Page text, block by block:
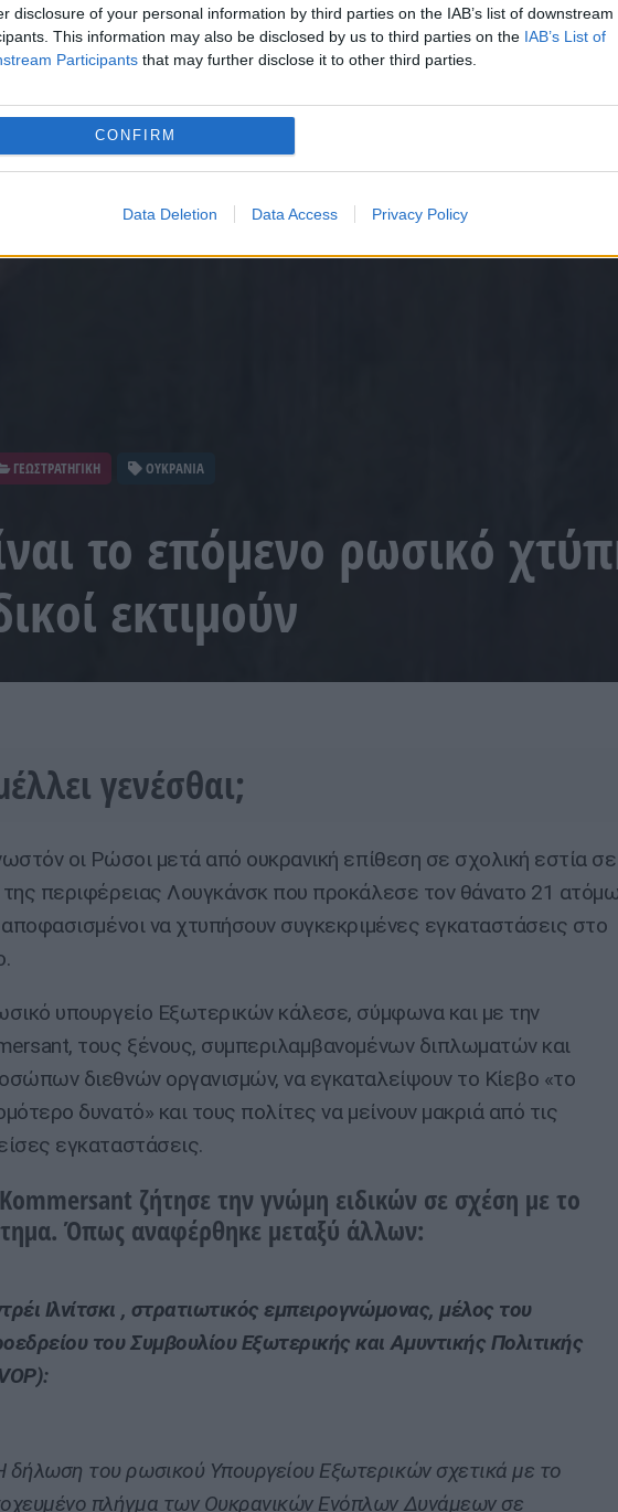
disclosure of your personal information by third parties on the IAB’s list of downstream
This information may also be disclosed by us to third parties on the IAB’s List of
Participants that may further disclose it to other third parties.
CONFIRM
Data Deletion Data Access Privacy Policy
ΓΕΩΣΤΡΑΤΗΓΙΚΗ ΟΥΚΡΑΝΙΑ
το επόμενο ρωσικό
εκτιμούν
γενέσθαι;
οι Ρώσοι μετά από ουκρανική επίθεση σε σχολική εστία σε
περιφέρειας Λουγκάνσκ που προκάλεσε τον θάνατο 21
αποφασισμένοι να χτυπήσουν συγκεκριμένες εγκαταστάσεις στο
υπουργείο Εξωτερικών κάλεσε, σύμφωνα και με την
τους ξένους, συμπεριλαμβανομένων διπλωματών και
διεθνών οργανισμών, να εγκαταλείψουν το Κίεβο «το
δυνατό» και τους πολίτες να μείνουν μακριά από τις
εγκαταστάσεις.
ζήτησε την γνώμη ειδικών σε σχέση με το
Όπως αναφέρθηκε μεταξύ άλλων:
Ιλνίτσκι , στρατιωτικός εμπειρογνώμονας, μέλος του
του Συμβουλίου Εξωτερικής και Αμυντικής Πολιτικής
δήλωση του ρωσικού Υπουργείου Εξωτερικών σχετικά με το
πλήγμα των Ουκρανικών Ενόπλων Δυνάμεων σε